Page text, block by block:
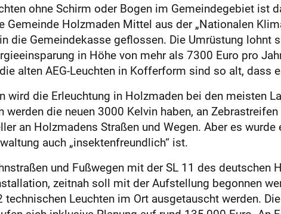
ohne Schirm oder Bogen im Gemeindegebiet ist
Gemeinde Holzmaden Mittel aus der „Nationalen
die Gemeindekasse geflossen. Die Umrüstung lohnt
in Höhe von mehr als 7300 Euro pro
alten AEG-Leuchten in Kofferform sind so alt, dass
wird die Erleuchtung in Holzmaden bei den meisten
werden die neuen 3000 Kelvin haben, an
an Holzmadens Straßen und Wegen. Aber es
auch „insektenfreundlich“ ist.
und Fußwegen mit der SL 11 des deutschen
zeitnah soll mit der Aufstellung begonnen
Leuchten im Ort ausgetauscht werden.